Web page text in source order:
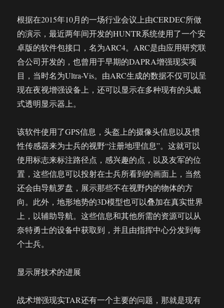
根据在2015年10月的一场行业会议上由CERDEC所做
的演示，最近两年间开发的HUNTR系统使用了一个安
卓版的软件包接口，名为ARC4。ARC是由应用研究联
合公司开发的，也曾用于早期的DAPRA增强现实项
目，当时名为Ultra-Vis。由ARC生成的数据不仅可以呈
现在夜视增强设备上，还可以显示在多种现有的头戴
式透明显示器上。
该软件使用了GPS信息，头盔上的摄像头信息以及惯
性传感器来为士兵的视野“注册地理信息”。这就可以
使用标志来标注路径点，感兴趣的点，以及友军的位
置，这些信息可以投射在士兵所看到的画面上，当然
还会由导航罗盘，展示那些不在视野内的物体的方
向。此外，地形地势的3D模型也可以叠加在真实世界
上，以辅助导航。这些信息和其他所需的资源可以从
奈特勇士的设备中获取到，并且由指挥中心分发到每
个士兵。
显示屏技术的进展
战术增强现实TAR还有一个主要的问题，那就是现有